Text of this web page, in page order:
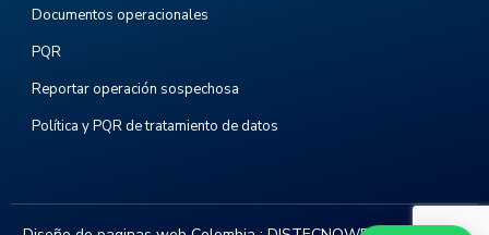
Documentos operacionales
PQR
Reportar operación sospechosa
Política y PQR de tratamiento de datos